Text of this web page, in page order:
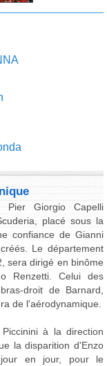
Pier Giorgio Capelli
placé sous la
confiance de Gianni
Le département
sera dirigé en binôme
Renzetti. Celui des
droit de Barnard,
de l'aérodynamique.
à la direction
la disparition d'Enzo
en jour, pour le